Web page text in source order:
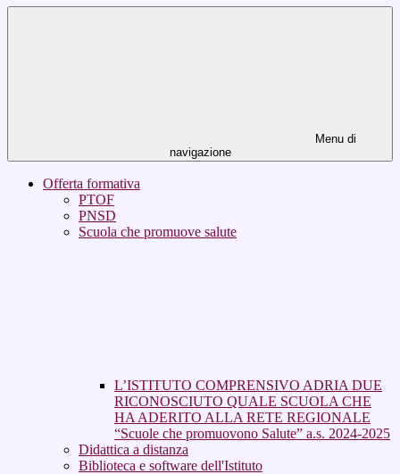
Menu di
navigazione
Offerta formativa
PTOF
PNSD
Scuola che promuove salute
L’ISTITUTO COMPRENSIVO ADRIA DUE
RICONOSCIUTO QUALE SCUOLA CHE
HA ADERITO ALLA RETE REGIONALE
“Scuole che promuovono Salute” a.s. 2024-2025
Didattica a distanza
Biblioteca e software dell'Istituto